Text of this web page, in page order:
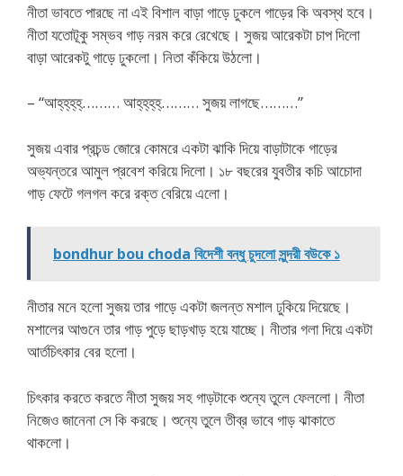
নীতা ভাবতে পারছে না এই বিশাল বাড়া গাড়ে ঢুকলে গাড়ের কি অবস্থ হবে।
নীতা যতোটূকু সম্ভব গাড় নরম করে রেখেছে। সুজয় আরেকটা চাপ দিলো
বাড়া আরেকটু গাড়ে ঢুকলো। নিতা কঁকিয়ে উঠলো।
– “আহ্‌হ্‌হ্‌হ্‌……… আহ্‌হ্‌হ্‌হ্‌………‌ সুজয় লাগছে………”
সুজয় এবার প্রচন্ড জোরে কোমরে একটা ঝাকি দিয়ে বাড়াটাকে গাড়ের
অভ্যন্তরে আমুল প্রবেশ করিয়ে দিলো। ১৮ বছরের যুবতীর কচি আচোদা
গাড় ফেটে গলগল করে রক্ত বেরিয়ে এলো।
bondhur bou choda বিদেশী বন্ধু চুদলো সুন্দরী বউকে ১
নীতার মনে হলো সুজয় তার গাড়ে একটা জলন্ত মশাল ঢুকিয়ে দিয়েছে।
মশালের আগুনে তার গাড় পুড়ে ছাড়খাড় হয়ে যাচ্ছে। নীতার গলা দিয়ে একটা
আর্তচিৎকার বের হলো।
চিৎকার করতে করতে নীতা সুজয় সহ গাড়টাকে শুন্যে তুলে ফেললো। নীতা
নিজেও জানেনা সে কি করছে। শুন্যে তুলে তীব্র ভাবে গাড় ঝাকাতে
থাকলো।